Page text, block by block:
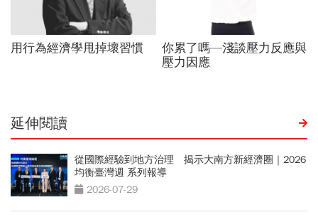
延伸閱讀
從國際經驗到地方治理 揭示大南方新經濟圈｜2026
均衡臺灣週 系列報導
2026-07-29